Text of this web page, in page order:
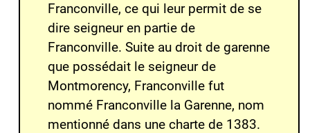
Franconville, ce qui leur permit de se
dire seigneur en partie de
Franconville. Suite au droit de garenne
que possédait le seigneur de
Montmorency, Franconville fut
nommé Franconville la Garenne, nom
mentionné dans une charte de 1383.